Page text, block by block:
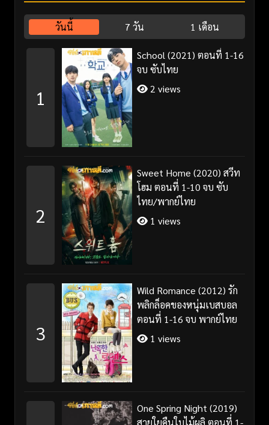
วันนี้ 7 วัน 1 เดือน
1
School (2021) ตอนที่ 1-16
จบ ซับไทย
2 views
2
Sweet Home (2020) สวีท
โฮม ตอนที่ 1-10 จบ ซับ
ไทย/พากย์ไทย
1 views
3
Wild Romance (2012) รัก
พลิกล็อคของหนุ่มเบสบอล
ตอนที่ 1-16 จบ พากย์ไทย
1 views
One Spring Night (2019)
สายใยคืนใบไม้ผลิ ตอนที่ 1-